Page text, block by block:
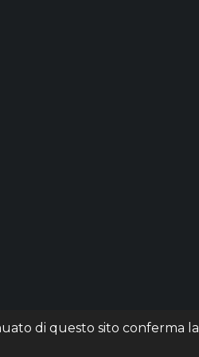
di questo sito conferma la